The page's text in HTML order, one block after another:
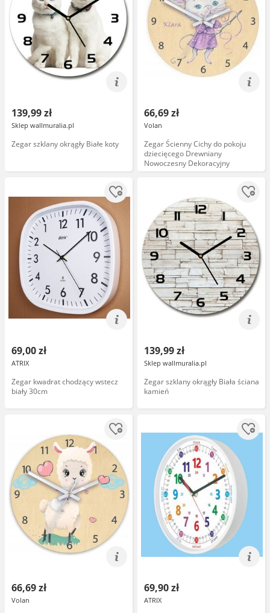
139,99 zł
Sklep wallmuralia.pl
Zegar szklany okrągły Białe koty
66,69 zł
Volan
Zegar Ścienny Cichy do pokoju
dziecięcego Drewniany
Nowoczesny Dekoracyjny
69,00 zł
ATRIX
Zegar kwadrat chodzący wstecz
biały 30cm
139,99 zł
Sklep wallmuralia.pl
Zegar szklany okrągły Biała ściana
kamień
66,69 zł
Volan
69,90 zł
ATRIX